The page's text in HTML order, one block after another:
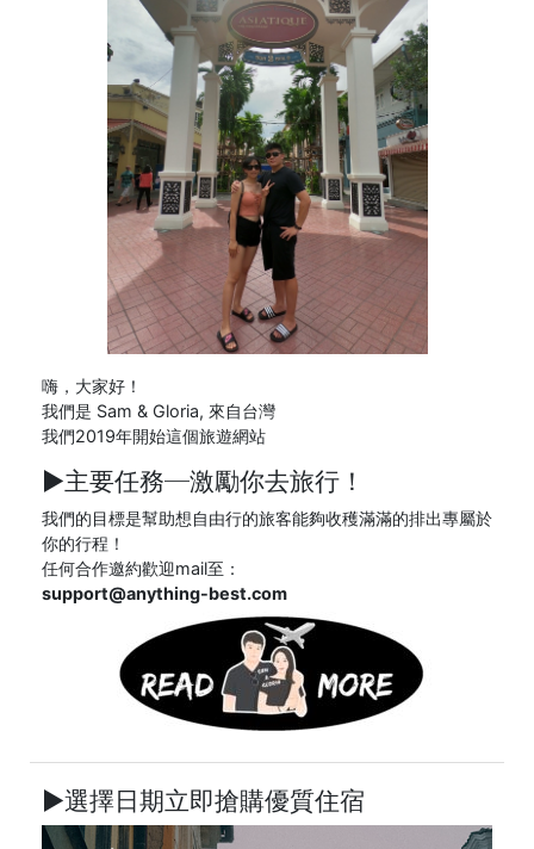
嗨，大家好！
我們是 Sam & Gloria, 來自台灣
我們2019年開始這個旅遊網站
►主要任務─激勵你去旅行！
我們的目標是幫助想自由行的旅客能夠收穫滿滿的排出專屬於
你的行程！
任何合作邀約歡迎mail至：
support@anything-best.com
►選擇日期立即搶購優質住宿